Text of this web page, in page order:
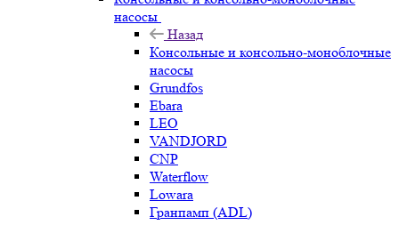
насосы
Назад
Консольные и консольно-моноблочные
насосы
Grundfos
Ebara
LEO
VANDJORD
CNP
Waterflow
Lowara
Гранпамп (ADL)